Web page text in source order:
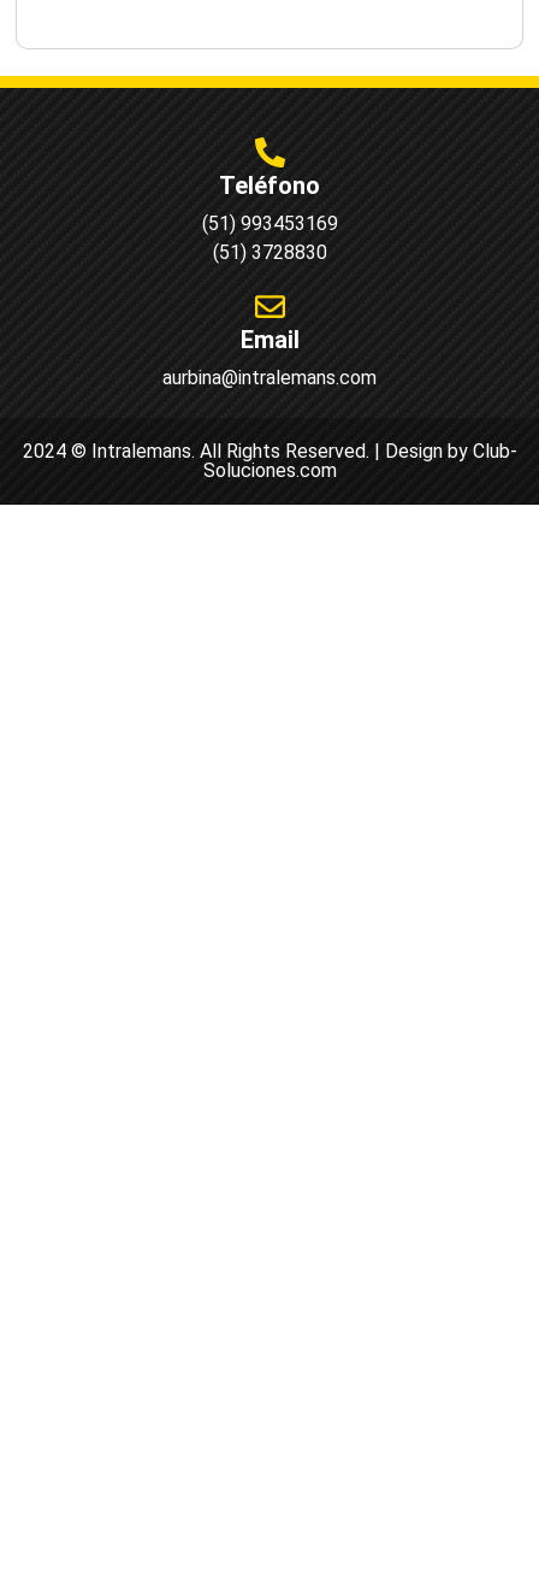
Teléfono
(51) 993453169
(51) 3728830
Email
aurbina@intralemans.com
2024 © Intralemans. All Rights Reserved. | Design by Club-
Soluciones.com